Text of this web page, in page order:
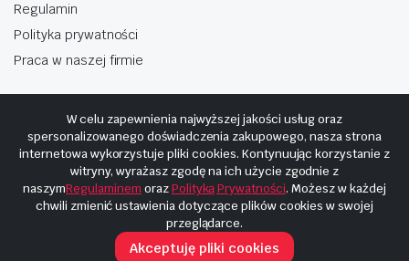
Regulamin
Polityka prywatności
Praca w naszej firmie
Copyright © 2025 Hosting i budowa Cyberplaneta.pl
W celu zapewnienia najwyższej jakości usług oraz
spersonalizowanego doświadczenia zakupowego, nasza strona
internetowa wykorzystuje pliki cookies. Kontynuując korzystanie z
witryny, wyrażasz zgodę na ich użycie zgodnie z
naszymRegulaminem orazPolityką Prywatności. Możesz w każdej
chwili zmienić ustawienia dotyczące plików cookies w swojej
przeglądarce.
Akceptuję pliki cookies